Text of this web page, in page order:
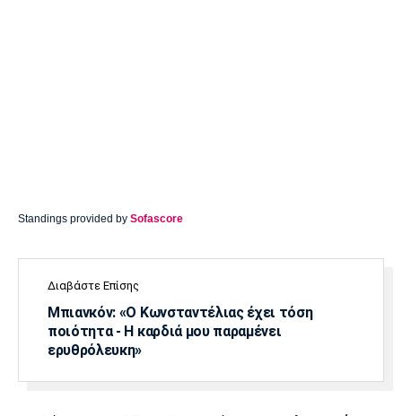
Standings provided by Sofascore
Διαβάστε Επίσης
Μπιανκόν: «Ο Κωνσταντέλιας έχει τόση
ποιότητα - Η καρδιά μου παραμένει
ερυθρόλευκη»